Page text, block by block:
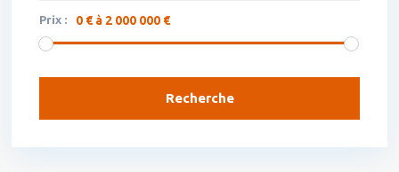
Prix : 0 € à 2 000 000 €
Recherche